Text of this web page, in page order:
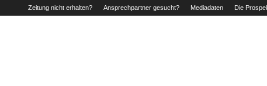
Zeitung nicht erhalten? Ansprechpartner gesucht? Mediadaten Die